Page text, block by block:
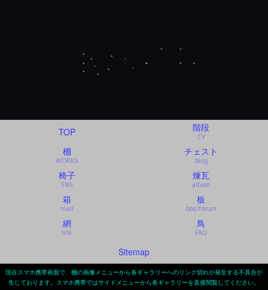
TOP 階段
CV
棚
WORKS
チェスト
blog
椅子
SNS
煉瓦
album
箱
mail
板
bbs/forum
網
link
鳥
FAQ
Sitemap
現在スマホ携帯画面で、棚の画像メニューから各ギャラリーへのリンク切れが発生する不具合が
生じております。スマホ携帯ではサイドメニューから各ギャラリーを直接閲覧してください。